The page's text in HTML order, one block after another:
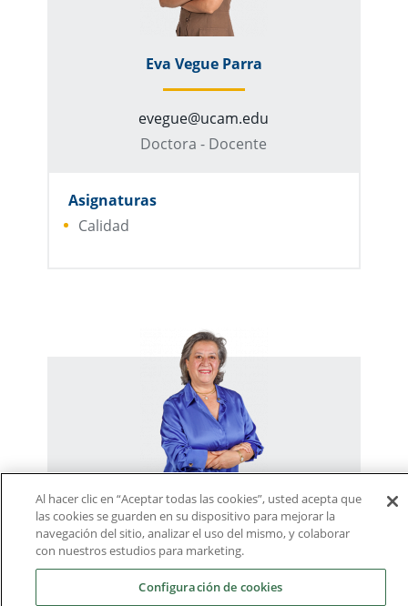
Eva Vegue Parra
evegue@ucam.edu
Doctora - Docente
Asignaturas
Calidad
Juana María Morillas Ruiz
jmmorillas@ucam.edu
Docente – Doctora
Al hacer clic en “Aceptar todas las cookies”, usted acepta que
las cookies se guarden en su dispositivo para mejorar la
navegación del sitio, analizar el uso del mismo, y colaborar
con nuestros estudios para marketing.
Configuración de cookies